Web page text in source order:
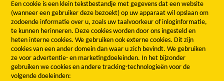
Een cookie is een klein tekstbestandje met gegevens dat een website
(wanneer een gebruiker deze bezoekt) op uw apparaat wil opslaan om
zodoende informatie over u, zoals uw taalvoorkeur of inloginformatie,
te kunnen herinneren. Deze cookies worden door ons ingesteld en
heten interne cookies. We gebruiken ook externe cookies. Dit zijn
cookies van een ander domein dan waar u zich bevindt. We gebruiken
ze voor advertentie- en marketingdoeleinden. In het bijzonder
gebruiken we cookies en andere tracking-technologieën voor de
volgende doeleinden: